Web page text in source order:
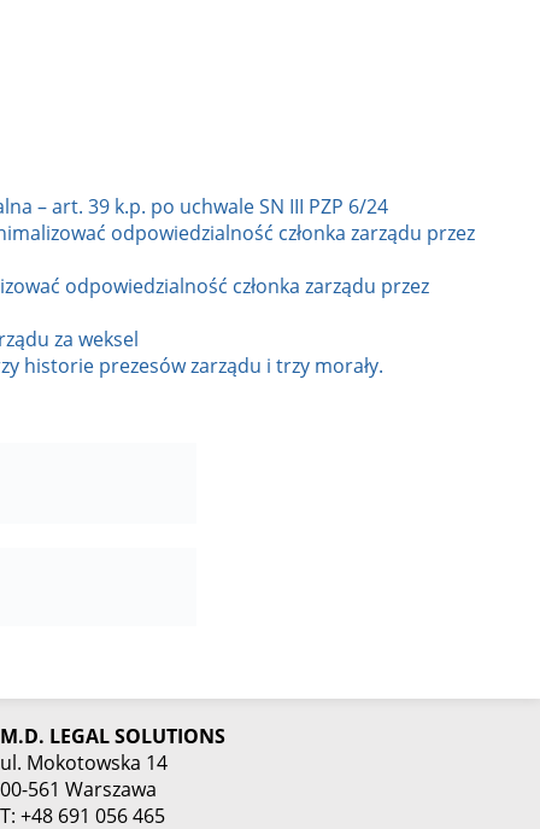
– art. 39 k.p. po uchwale SN III PZP 6/24
odpowiedzialność członka zarządu przez
odpowiedzialność członka zarządu przez
za weksel
historie prezesów zarządu i trzy morały.
M.D. LEGAL SOLUTIONS
ul. Mokotowska 14
00-561 Warszawa
T: +48 691 056 465